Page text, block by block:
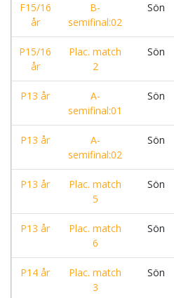
F15/16
år
B-
semifinal:02
Sön
P15/16
år
Plac. match
2
Sön
P13 år
A-
semifinal:01
Sön
P13 år
A-
semifinal:02
Sön
P13 år
Plac. match
5
Sön
P13 år
Plac. match
6
Sön
P14 år
Plac. match
3
Sön